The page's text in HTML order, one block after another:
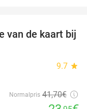
43%
van de kaart bij
9.7 star
Normalpris 41,70€